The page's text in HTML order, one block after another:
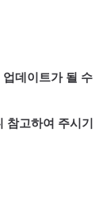
데이트가 될 수
참고하여 주시기